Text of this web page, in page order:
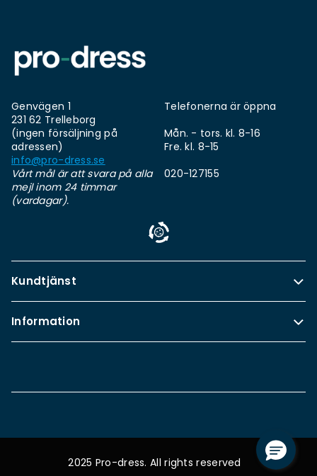
Genvägen 1
231 62 Trelleborg
(ingen försäljning på
adressen)
info@pro-dress.se
Vårt mål är att svara på alla
mejl inom 24 timmar
(vardagar).
Telefonerna är öppna
Mån. - tors. kl. 8-16
Fre. kl. 8-15
020-127155
Kundtjänst
Information
2025 Pro-dress. All rights reserved